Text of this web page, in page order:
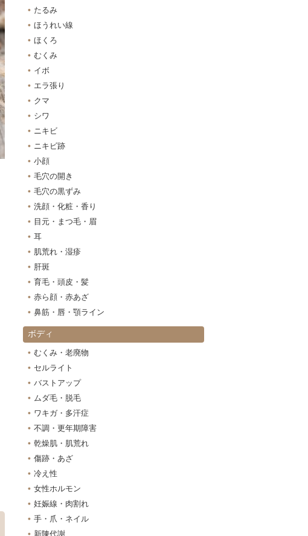
たるみ
ほうれい線
ほくろ
むくみ
イボ
エラ張り
クマ
シワ
ニキビ
ニキビ跡
小顔
毛穴の開き
毛穴の黒ずみ
洗顔・化粧・香り
目元・まつ毛・眉
耳
肌荒れ・湿疹
肝斑
育毛・頭皮・髪
赤ら顔・赤あざ
鼻筋・唇・顎ライン
ボディ
むくみ・老廃物
セルライト
バストアップ
ムダ毛・脱毛
ワキガ・多汗症
不調・更年期障害
乾燥肌・肌荒れ
傷跡・あざ
冷え性
女性ホルモン
妊娠線・肉割れ
手・爪・ネイル